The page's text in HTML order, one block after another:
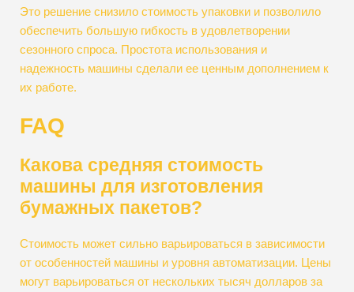
Это решение снизило стоимость упаковки и позволило
обеспечить большую гибкость в удовлетворении
сезонного спроса. Простота использования и
надежность машины сделали ее ценным дополнением к
их работе.
FAQ
Какова средняя стоимость
машины для изготовления
бумажных пакетов?
Стоимость может сильно варьироваться в зависимости
от особенностей машины и уровня автоматизации. Цены
могут варьироваться от нескольких тысяч долларов за